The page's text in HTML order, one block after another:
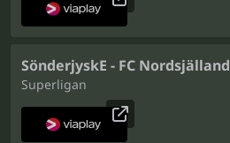
SönderjyskE - FC Nordsjälland
Superligan